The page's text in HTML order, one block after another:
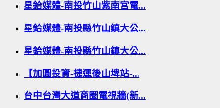
星鉿媒體-南投竹山紫南宮電...
星鉿媒體-南投縣竹山鎮大公...
星鉿媒體-南投縣竹山鎮大公...
【加圓投資-捷運後山埤站-...
台中台灣大道商圈電視牆(新...